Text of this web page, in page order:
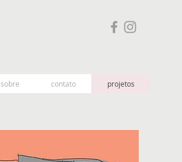
sobre contato projetos